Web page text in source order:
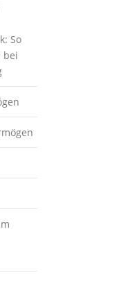
So
bei